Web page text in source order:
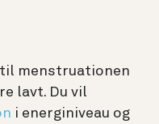
menstruationen
lavt. Du vil
i energiniveau og